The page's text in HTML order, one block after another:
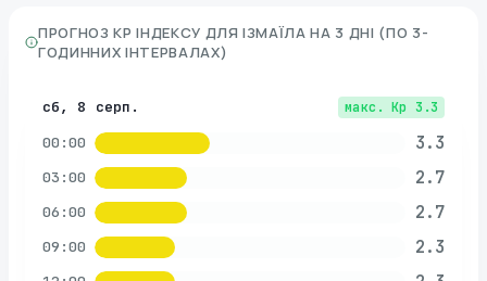
ПРОГНОЗ KP ІНДЕКСУ ДЛЯ ІЗМАЇЛА НА 3 ДНІ (ПО 3-
ГОДИННИХ ІНТЕРВАЛАХ)
сб, 8 серп. макс. Kp 3.3
00:00 3.3
03:00 2.7
06:00 2.7
09:00 2.3